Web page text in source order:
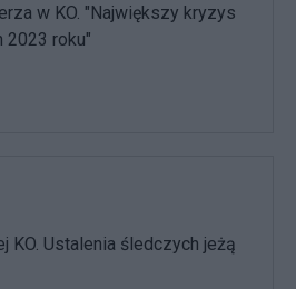
w KO. "Największy kryzys
2023 roku"
KO. Ustalenia śledczych jeżą